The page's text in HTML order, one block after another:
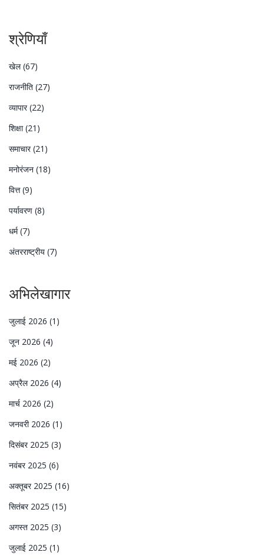
श्रेणियाँ
खेल(67)
राजनीति (27)
व्यापार(22)
शिक्षा(21)
समाचार(21)
मनोरंजन (18)
वित्त(9)
पर्यावरण (8)
धर्म(7)
अंतरराष्ट्रीय (7)
अभिलेखागार
जुलाई 2026 (1)
जून 2026 (4)
मई 2026 (2)
अप्रैल 2026 (4)
मार्च 2026 (2)
जनवरी 2026 (1)
दिसंबर 2025 (3)
नवंबर 2025 (6)
अक्तूबर 2025 (16)
सितंबर 2025 (15)
अगस्त 2025 (3)
जुलाई 2025 (1)